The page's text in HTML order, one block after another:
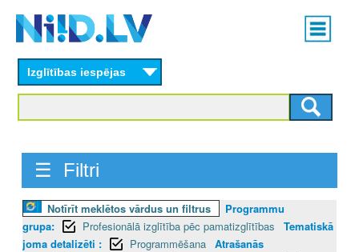
content
Main
menu
Izglītības iespējas
☰ Filtri
Notīrīt meklētos vārdus un filtrus
Programmu
grupa:
Profesionālā izglītība pēc pamatizglītības
Tematiskā
joma detalizēti :
Programmēšana Atrašanās